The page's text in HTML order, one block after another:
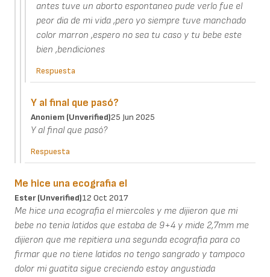
antes tuve un aborto espontaneo pude verlo fue el
peor dia de mi vida ,pero yo siempre tuve manchado
color marron ,espero no sea tu caso y tu bebe este
bien ,bendiciones
Respuesta
Y al final que pasó?
Anoniem (unverified)25 Jun 2025
Y al final que pasó?
Respuesta
Me hice una ecografia el
Ester (unverified)12 Oct 2017
Me hice una ecografia el miercoles y me dijieron que mi
bebe no tenia latidos que estaba de 9+4 y mide 2,7mm me
dijieron que me repitiera una segunda ecografia para co
firmar que no tiene latidos no tengo sangrado y tampoco
dolor mi guatita sigue creciendo estoy angustiada